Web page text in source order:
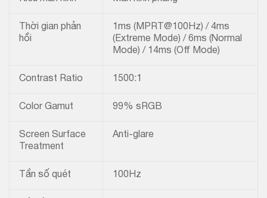
Thời gian phản
hồi
1ms (MPRT@100Hz) / 4ms
(Extreme Mode) / 6ms (Normal
Mode) / 14ms (Off Mode)
Contrast Ratio 1500:1
Color Gamut 99% sRGB
Screen Surface
Treatment
Anti-glare
Tần số quét 100Hz